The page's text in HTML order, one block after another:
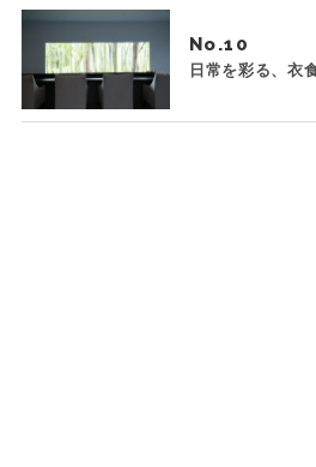
No.
日常を彩る、衣